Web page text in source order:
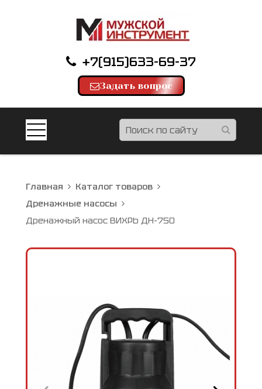
+7(915)633-69-37
Задать вопрос
Главная
Каталог товаров
Дренажные насосы
Дренажный насос ВИХРЬ ДН-750